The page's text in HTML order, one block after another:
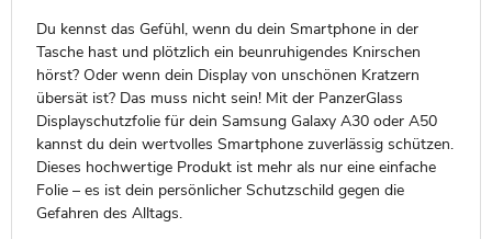
Du kennst das Gefühl, wenn du dein Smartphone in der
Tasche hast und plötzlich ein beunruhigendes Knirschen
hörst? Oder wenn dein Display von unschönen Kratzern
übersät ist? Das muss nicht sein! Mit der PanzerGlass
Displayschutzfolie für dein Samsung Galaxy A30 oder A50
kannst du dein wertvolles Smartphone zuverlässig schützen.
Dieses hochwertige Produkt ist mehr als nur eine einfache
Folie – es ist dein persönlicher Schutzschild gegen die
Gefahren des Alltags.